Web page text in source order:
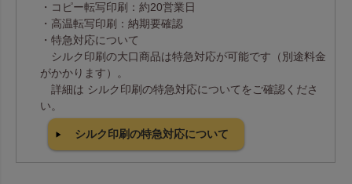
・コピー転写印刷：約20営業日
・高温転写印刷：納期要確認
・特急対応について
シルク印刷の大口商品は特急対応が可能です（別途料金
がかかります）。
詳細は シルク印刷の特急対応についてをご確認くださ
い。
シルク印刷の特急対応について